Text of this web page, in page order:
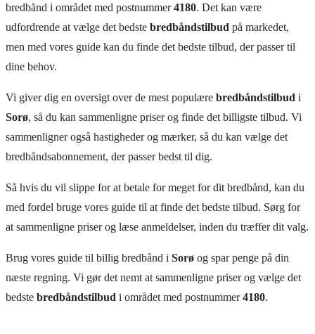
bredbånd i området med postnummer4180. Det kan være
udfordrende at vælge det bedste bredbåndstilbud på markedet,
men med vores guide kan du finde det bedste tilbud, der passer til
dine behov.
Vi giver dig en oversigt over de mest populære bredbåndstilbud i
Sorø, så du kan sammenligne priser og finde det billigste tilbud. Vi
sammenligner også hastigheder og mærker, så du kan vælge det
bredbåndsabonnement, der passer bedst til dig.
Så hvis du vil slippe for at betale for meget for dit bredbånd, kan du
med fordel bruge vores guide til at finde det bedste tilbud. Sørg for
at sammenligne priser og læse anmeldelser, inden du træffer dit valg.
Brug vores guide til billig bredbånd i Sorø og spar penge på din
næste regning. Vi gør det nemt at sammenligne priser og vælge det
bedste bredbåndstilbud i området med postnummer4180.